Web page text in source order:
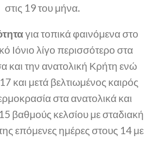
στις 19 του μήνα.
για τοπικά φαινόμενα στο
Ιόνιο λίγο περισσότερο στα
και την ανατολική Κρήτη ενώ
και μετά βελτιωμένος καιρός
στα ανατολικά και
βαθμούς κελσίου με σταδιακή
επόμενες ημέρες στους 14 με